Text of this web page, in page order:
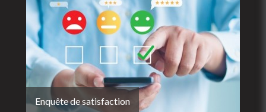
Enquête de satisfaction